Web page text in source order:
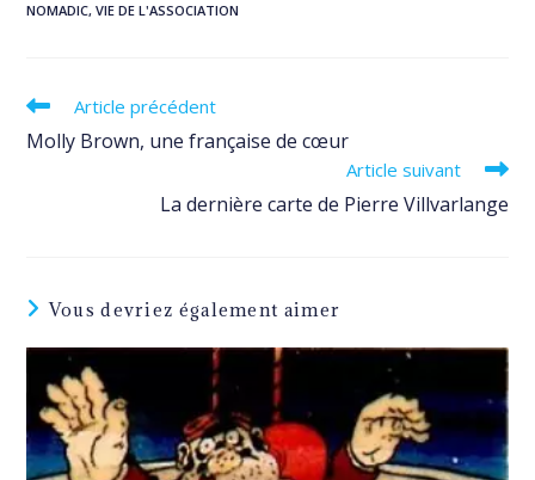
NOMADIC, VIE DE L'ASSOCIATION
Read
articles
Article précédent
Molly Brown, une française de cœur
Article suivant
La dernière carte de Pierre Villvarlange
Vous devriez également aimer